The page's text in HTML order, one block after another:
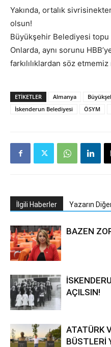
Yakında, ortalık
olsun!
Büyükşehir Belediyesi topu
Onlarda, aynı sorunu
farkılılıklardan söz
ETIKETLER Almanya
İskenderun Belediyesi
ÖSYM
İlgili Haberler Yazarın
BAZEN
AÇILSIN!
ATATÜRK
BÜSTLERİ